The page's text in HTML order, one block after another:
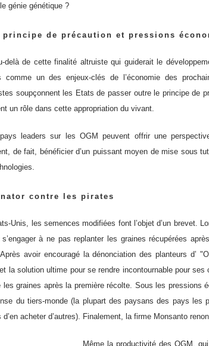
génie génétique ?
principe de précaution et pressions
delà de cette finalité altruiste qui guiderait le
comme un des enjeux-clés de l’économie des
soupçonnent les Etats de passer outre le principe de
un rôle dans cette appropriation du vivant.
leaders sur les OGM peuvent offrir une
de fait, bénéficier d’un puissant moyen de mise sous
contre les pirates
Unis, les semences modifiées font l’objet d’un brevet.
à ne pas replanter les graines récupérées
avoir encouragé la dénonciation des planteurs d’
la solution ultime pour se rendre incontournable pour
les graines après la première récolte. Sous les pressions
du tiers-monde (la plupart des paysans des pays les
d’en acheter d’autres). Finalement, la firme Monsanto
Même la productivité des OGM,